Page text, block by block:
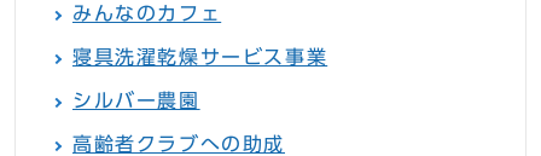
みんなのカフェ
寝具洗濯乾燥サービス事業
シルバー農園
高齢者クラブへの助成